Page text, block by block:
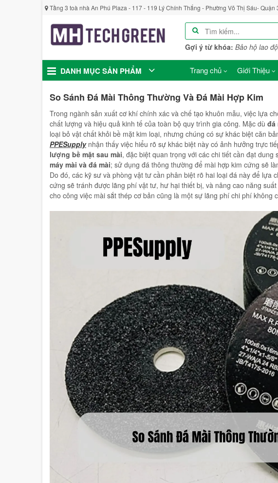
Tầng 3 toà nhà An Phú Plaza - 117 - 119 Lý Chính Thắng - Phường Võ Thị Sáu- Quận
Gợi ý từ khóa: Bảo hộ lao
DANH MỤC SẢN PHẨM Trang chủ
So Sánh Đá Mài Thông Thường Và Đá Mài Hợp Kim
Trong ngành sản xuất cơ khí chính xác và chế tạo khuôn mẫu, việc lựa
chất lượng và hiệu quả kinh tế của toàn bộ quy trình gia công. Mặc dùđá
loại bỏ vật chất khỏi bề mặt kim loại, nhưng chúng có sự khác biệt căn
PPESupplynhận thấy việc hiểu rõ sự khác biệt này có ảnh hưởng trực
lượng bề mặt sau mài, đặc biệt quan trọng với các chi tiết cần đạt
máy mài và đá mài; sử dụng đá thông thường để mài hợp kim cứng sẽ
Do đó, các kỹ sư và phòng vật tư cần phân biệt rõ hai loại đá này để lựa
cứng sẽ tránh được lãng phí vật tư, hư hại thiết bị, và nâng cao năng
cho công việc mài sắt thép cơ bản cũng là một sự lãng phí chi phí không